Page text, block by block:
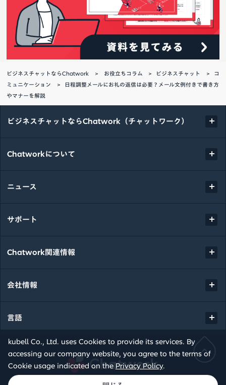
kubell Co., Ltd. uses Cookies to provide its services. By
accessing our company website, you agree to the terms of
Cookie usage indicated on the Privacy Policy.
ビジネスチャットならChatwork お役立ちコラム ビジネスチャット
コ
ミュニケーション
日程調整メールにお礼の返信は必要？メール文例付きで書き方
やマナーを解説
ビジネスチャットならChatwork（チャットワーク）
Chatworkについて
ニュース
サポート
Chatwork関連情報
会社情報
言語